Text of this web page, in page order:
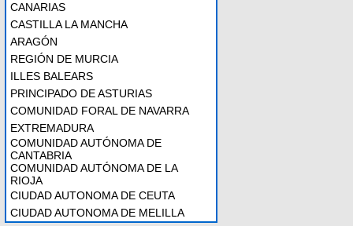
CANARIAS
CASTILLA LA MANCHA
ARAGÓN
REGIÓN DE MURCIA
ILLES BALEARS
PRINCIPADO DE ASTURIAS
COMUNIDAD FORAL DE NAVARRA
EXTREMADURA
COMUNIDAD AUTÓNOMA DE
CANTABRIA
COMUNIDAD AUTÓNOMA DE LA
RIOJA
CIUDAD AUTONOMA DE CEUTA
CIUDAD AUTONOMA DE MELILLA